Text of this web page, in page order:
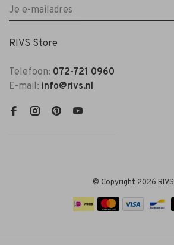
RIVS Store
Telefoon: 072-721 0960
E-mail: info@rivs.nl
© Copyright 2026 RIVS